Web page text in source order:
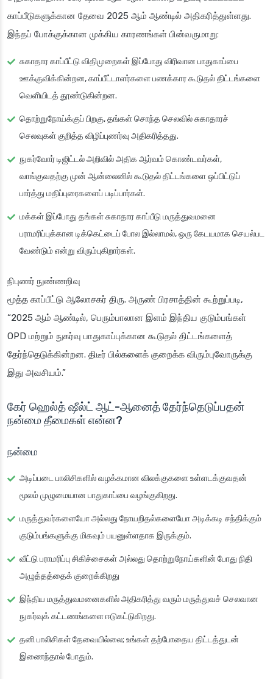
காப்பீடுகளுக்கான தேவை 2025 ஆம் ஆண்டில் அதிகரித்துள்ளது.
இந்தப் போக்குக்கான முக்கிய காரணங்கள் பின்வருமாறு:
சுகாதார காப்பீட்டு விதிமுறைகள் இப்போது விரிவான பாதுகாப்பை
ஊக்குவிக்கின்றன, காப்பீட்டாளர்களை பணக்கார கூடுதல் திட்டங்களை
வெளியிடத் தூண்டுகின்றன.
தொற்றுநோய்க்குப் பிறகு, தங்கள் சொந்த செலவில் சுகாதாரச்
செலவுகள் குறித்த விழிப்புணர்வு அதிகரித்தது.
நுகர்வோர் டிஜிட்டல் அறிவில் அதிக ஆர்வம் கொண்டவர்கள்,
வாங்குவதற்கு முன் ஆன்லைனில் கூடுதல் திட்டங்களை ஒப்பிட்டுப்
பார்த்து மதிப்புரைகளைப் படிப்பார்கள்.
மக்கள் இப்போது தங்கள் சுகாதார காப்பீடு மருத்துவமனை
பராமரிப்புக்கான டிக்கெட்டைப் போல இல்லாமல், ஒரு கேடயமாக செயல்பட
வேண்டும் என்று விரும்புகிறார்கள்.
நிபுணர் நுண்ணறிவு
மூத்த காப்பீட்டு ஆலோசகர் திரு. அருண் பிரசாத்தின் கூற்றுப்படி,
“2025 ஆம் ஆண்டில், பெரும்பாலான இளம் இந்திய குடும்பங்கள்
OPD மற்றும் நுகர்வு பாதுகாப்புக்கான கூடுதல் திட்டங்களைத்
தேர்ந்தெடுக்கின்றன. திடீர் பில்களைக் குறைக்க விரும்புவோருக்கு
இது அவசியம்.”
கேர் ஹெல்த் ஷீல்ட் ஆட்-ஆனைத் தேர்ந்தெடுப்பதன்
நன்மை தீமைகள் என்ன?
நன்மை
அடிப்படை பாலிசிகளில் வழக்கமான விலக்குகளை உள்ளடக்குவதன்
மூலம் முழுமையான பாதுகாப்பை வழங்குகிறது.
மருத்துவர்களையோ அல்லது நோயறிதல்களையோ அடிக்கடி சந்திக்கும்
குடும்பங்களுக்கு மிகவும் பயனுள்ளதாக இருக்கும்.
வீட்டு பராமரிப்பு சிகிச்சைகள் அல்லது தொற்றுநோய்களின் போது நிதி
அழுத்தத்தைக் குறைக்கிறது
இந்திய மருத்துவமனைகளில் அதிகரித்து வரும் மருத்துவச் செலவான
நுகர்வுக் கட்டணங்களை ஈடுகட்டுகிறது.
தனி பாலிசிகள் தேவையில்லை; உங்கள் தற்போதைய திட்டத்துடன்
இணைந்தால் போதும்.